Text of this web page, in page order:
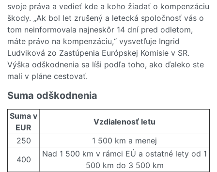
svoje práva a vedieť kde a koho žiadať o kompenzáciu
škody. „Ak bol let zrušený a letecká spoločnosť vás o
tom neinformovala najneskôr 14 dní pred odletom,
máte právo na kompenzáciu,“ vysvetľuje Ingrid
Ludviková zo Zastúpenia Európskej Komisie v SR.
Výška odškodnenia sa líši podľa toho, ako ďaleko ste
mali v pláne cestovať.
Suma odškodnenia
Suma v
EUR
Vzdialenosť letu
250
1 500 km a menej
400
Nad 1 500 km v rámci EÚ a ostatné lety od 1
500 km do 3 500 km